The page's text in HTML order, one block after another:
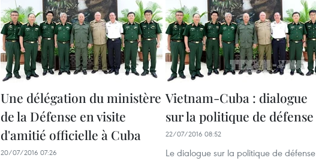
Une délégation du ministère
de la Défense en visite
d'amitié officielle à Cuba
20/07/2016 07:26
Vietnam-Cuba : dialogue
sur la politique de défense
22/07/2016 08:52
Le dialogue sur la politique de défense